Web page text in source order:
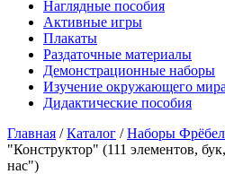
Наглядные пособия
Активные игры
Плакаты
Раздаточные материалы
Демонстрационные наборы
Изучение окружающего мира
Дидактические пособия
Главная /Каталог /Наборы
"Конструктор" (111 элементов,
нас")